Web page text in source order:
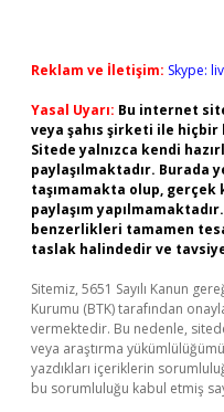
Reklam ve İletişim: Skype:
Yasal Uyarı: Bu internet
veya şahıs şirketi ile hiçbir
Sitede yalnızca kendi
paylaşılmaktadır. Burada
taşımamakta olup, gerçek
paylaşım
benzerlikleri tamamen
taslak halindedir ve
Sitemiz, 5651 Sayılı Kanun
Kurumu (BTK) tarafından
vermektedir. Bu nedenle,
veya araştırma
yazdıkları içeriklerin
bu sorumluluğu kabul etmiş